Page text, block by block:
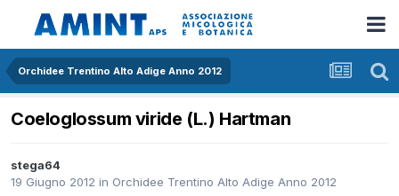
Orchidee Trentino Alto Adige Anno 2012
Coeloglossum viride (L.) Hartman
stega64
19 Giugno 2012 in Orchidee Trentino Alto Adige Anno 2012